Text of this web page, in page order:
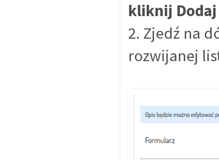
kliknij
2. Zjedź na
rozwijanej